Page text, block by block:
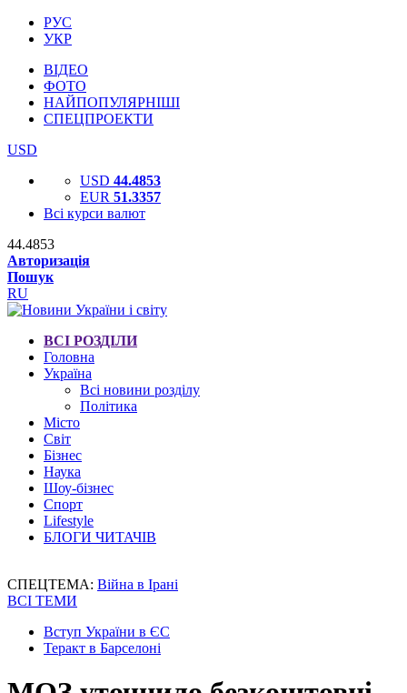
РУС
УКР
ВІДЕО
ФОТО
НАЙПОПУЛЯРНІШІ
СПЕЦПРОЕКТИ
USD
USD 44.4853
EUR 51.3357
Всі курси валют
44.4853
Авторизація
Пошук
RU
ВСІ РОЗДІЛИ
Головна
Україна
Всі новини розділу
Політика
Місто
Світ
Бізнес
Наука
Шоу-бізнес
Спорт
Lifestyle
БЛОГИ ЧИТАЧІВ
СПЕЦТЕМА: Війна в Ірані
ВСІ ТЕМИ
Вступ України в ЄС
Теракт в Барселоні